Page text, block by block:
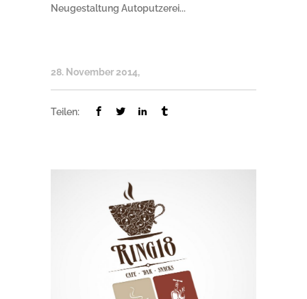
Neugestaltung Autoputzerei...
28. November 2014
Teilen: